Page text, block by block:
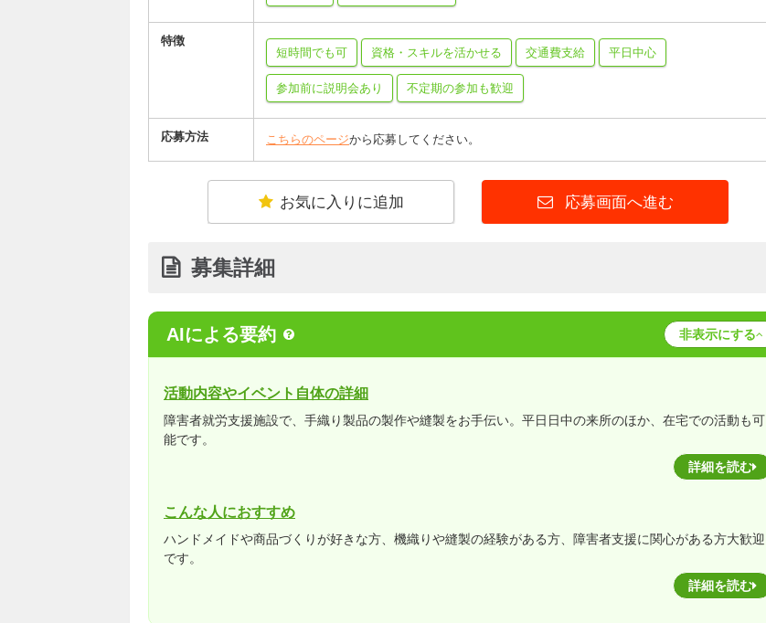
特徴
短時間でも可
資格・スキルを活かせる 交通費支給 平日中心
参加前に説明会あり 不定期の参加も歓迎
応募方法 こちらのページから応募してください。
応募画面へ進む
お気に入りに追加
募集詳細
AIによる要約 非表示にする
活動内容やイベント自体の詳細
障害者就労支援施設で、手織り製品の製作や縫製をお手伝い。平日日中の来所のほか、在宅での活動も可
能です。
詳細を読む
こんな人におすすめ
ハンドメイドや商品づくりが好きな方、機織りや縫製の経験がある方、障害者支援に関心がある方大歓迎
です。
詳細を読む